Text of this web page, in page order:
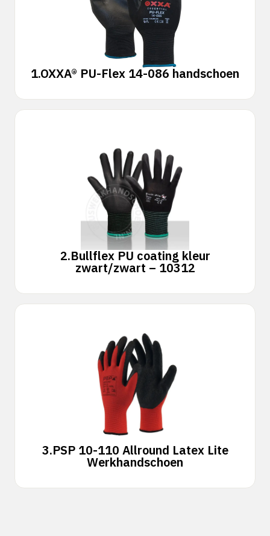
1.OXXA® PU-Flex 14-086 handschoen
2.Bullflex PU coating kleur
zwart/zwart – 10312
3.PSP 10-110 Allround Latex Lite
Werkhandschoen